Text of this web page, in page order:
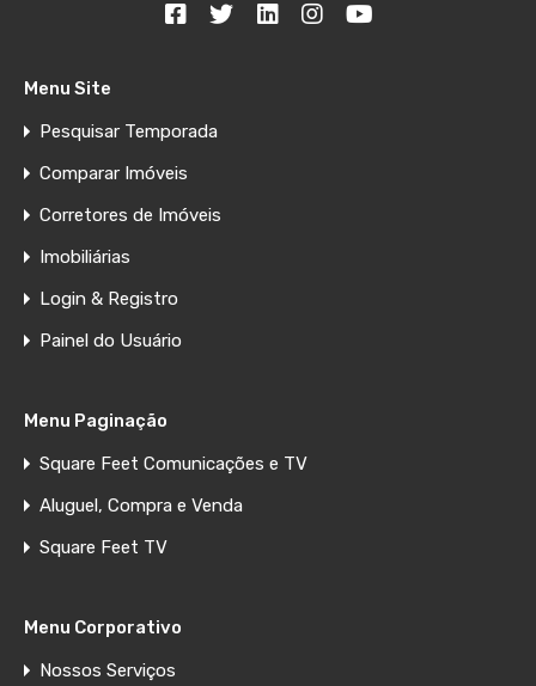
Menu Site
Pesquisar Temporada
Comparar Imóveis
Corretores de Imóveis
Imobiliárias
Login & Registro
Painel do Usuário
Menu Paginação
Square Feet Comunicações e TV
Aluguel, Compra e Venda
Square Feet TV
Menu Corporativo
Nossos Serviços